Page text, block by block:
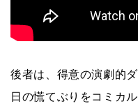
後者は、得意の演劇的
日の慌てぶりをコミカ